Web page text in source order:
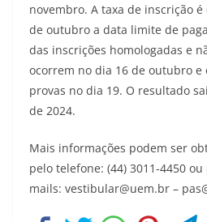
novembro. A taxa de inscrição é
de outubro a data limite de
das inscrições homologadas e
ocorrem no dia 16 de outubro e
provas no dia 19. O resultado
de 2024.
Mais informações podem ser
pelo telefone: (44) 3011-4450 ou
mails: vestibular@uem.br –